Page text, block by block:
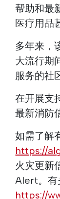
帮助和最
医疗用品
多年来，
大流行期
服务的社
在开展支
最新消防
如需了解
https://
火灾更
Alert。有
https://